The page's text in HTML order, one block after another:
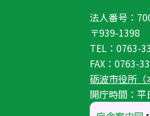
法人番号：
〒939-1398
TEL：0763-
FAX：0763-
砺波市役所（
開庁時間：平